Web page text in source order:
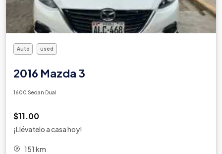
Auto used
2016 Mazda 3
1600 Sedan Dual
$11.00
¡Llévatelo a casa hoy!
151 km